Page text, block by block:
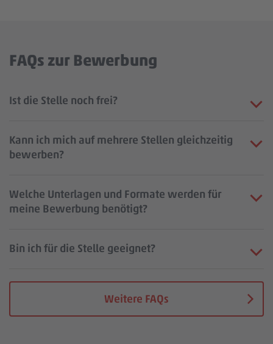
FAQs zur Bewerbung
Ist die Stelle noch frei?
Kann ich mich auf mehrere Stellen gleichzeitig
bewerben?
Welche Unterlagen und Formate werden für
meine Bewerbung benötigt?
Bin ich für die Stelle geeignet?
Weitere FAQs